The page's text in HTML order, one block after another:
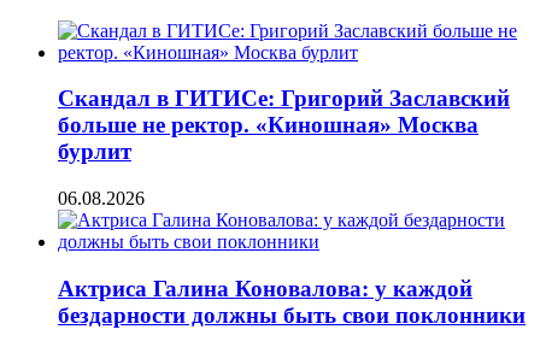
Скандал в ГИТИСе: Григорий Заславский
больше не ректор. «Киношная» Москва
бурлит
06.08.2026
Актриса Галина Коновалова: у каждой
бездарности должны быть свои поклонники